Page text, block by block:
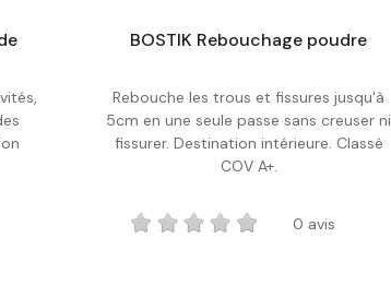
Personnaliser
BOSTIK Rebouchage poudre
Rebouche les trous et fissures jusqu'à
5cm en une seule passe sans creuser ni
fissurer. Destination intérieure. Classé
COV A+.
0 avis